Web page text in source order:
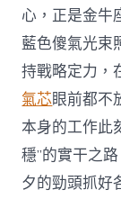
心，正是金牛
藍色傻氣光束
持戰略定力，
氣芯眼前都不
本身的工作此
穩”的實干之
夕的勁頭抓好